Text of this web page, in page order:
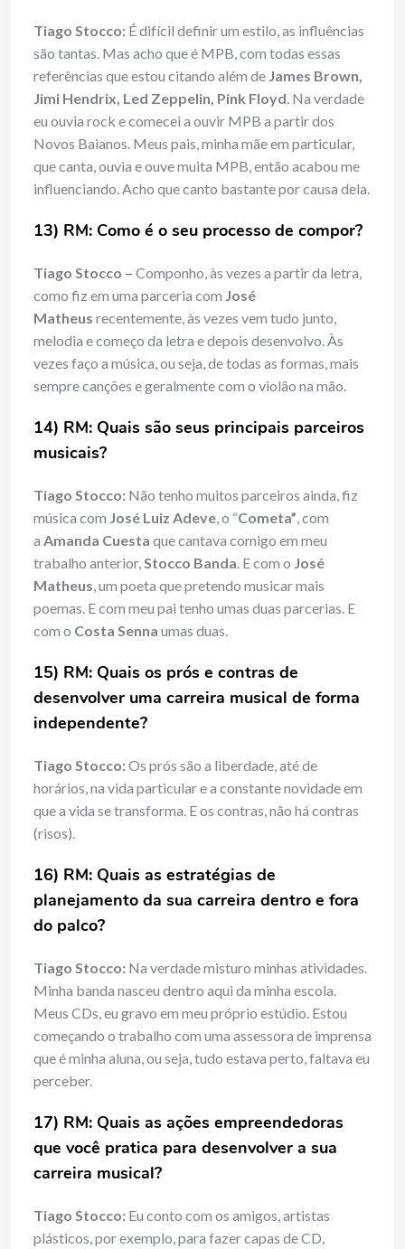
Tiago Stocco: É difícil definir um estilo, as influências
são tantas. Mas acho que é MPB, com todas essas
referências que estou citando além de James Brown,
Jimi Hendrix, Led Zeppelin, Pink Floyd. Na verdade
eu ouvia rock e comecei a ouvir MPB a partir dos
Novos Baianos. Meus pais, minha mãe em particular,
que canta, ouvia e ouve muita MPB, então acabou me
influenciando. Acho que canto bastante por causa dela.
13) RM: Como é o seu processo de compor?
Tiago Stocco – Componho, às vezes a partir da letra,
como fiz em uma parceria com José
Matheus recentemente, às vezes vem tudo junto,
melodia e começo da letra e depois desenvolvo. Às
vezes faço a música, ou seja, de todas as formas, mais
sempre canções e geralmente com o violão na mão.
14) RM: Quais são seus principais parceiros
musicais?
Tiago Stocco: Não tenho muitos parceiros ainda, fiz
música com José Luiz Adeve, o “Cometa”, com
a Amanda Cuesta que cantava comigo em meu
trabalho anterior,Stocco Banda. E com o José
Matheus, um poeta que pretendo musicar mais
poemas. E com meu pai tenho umas duas parcerias. E
com o Costa Senna umas duas.
15) RM: Quais os prós e contras de
desenvolver uma carreira musical de forma
independente?
Tiago Stocco:Os prós são a liberdade, até de
horários, na vida particular e a constante novidade em
que a vida se transforma. E os contras, não há contras
(risos).
16) RM: Quais as estratégias de
planejamento da sua carreira dentro e fora
do palco?
Tiago Stocco: Na verdade misturo minhas atividades.
Minha banda nasceu dentro aqui da minha escola.
Meus CDs, eu gravo em meu próprio estúdio. Estou
começando o trabalho com uma assessora de imprensa
que é minha aluna, ou seja, tudo estava perto, faltava eu
perceber.
17) RM: Quais as ações empreendedoras
que você pratica para desenvolver a sua
carreira musical?
Tiago Stocco: Eu conto com os amigos, artistas
plásticos, por exemplo, para fazer capas de CD,